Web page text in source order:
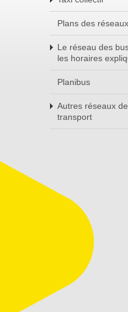
Plans des réseaux
Le réseau des
les horaires
Planibus
Autres réseaux de
transport